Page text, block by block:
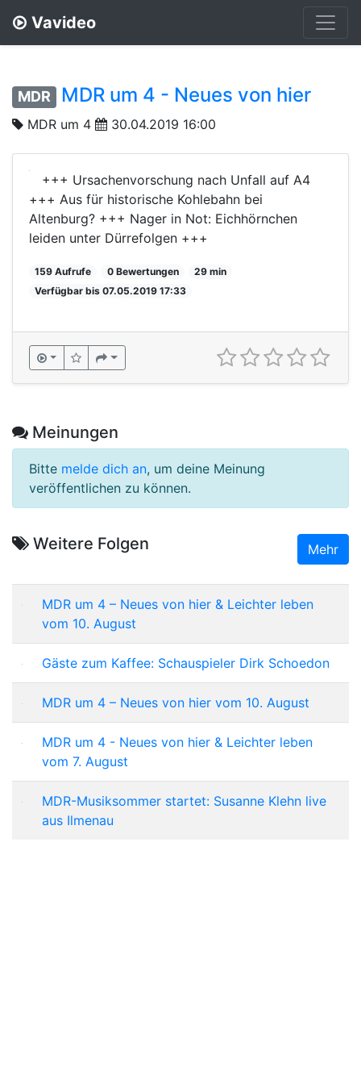
Vavideo
MDR MDR um 4 - Neues von hier
MDR um 4 30.04.2019 16:00
+++ Ursachenvorschung nach Unfall auf A4
+++ Aus für historische Kohlebahn bei
Altenburg? +++ Nager in Not: Eichhörnchen
leiden unter Dürrefolgen +++
159 Aufrufe 0 Bewertungen
29 min
Verfügbar bis 07.05.2019 17:33
Meinungen
Bitte melde dich an, um deine Meinung
veröffentlichen zu können.
Weitere Folgen Mehr
MDR um 4 – Neues von hier & Leichter leben
vom 10. August
Gäste zum Kaffee: Schauspieler Dirk Schoedon
MDR um 4 – Neues von hier vom 10. August
MDR um 4 - Neues von hier & Leichter leben
vom 7. August
MDR-Musiksommer startet: Susanne Klehn live
aus Ilmenau